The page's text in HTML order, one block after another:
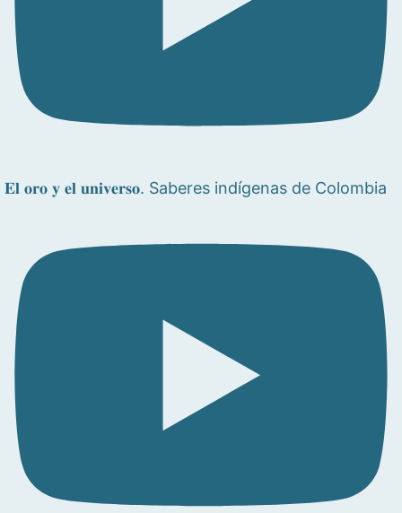
𝐄𝐥 𝐨𝐫𝐨 𝐲 𝐞𝐥 𝐮𝐧𝐢𝐯𝐞𝐫𝐬𝐨. Saberes indígenas de Colombia